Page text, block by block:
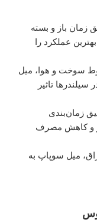
زمان باز و بسته
عملکرد را
سوخت و هوا، میل
تاثیر
زمان‌بندی
و کاهش مصرف
میل سوپاپ به